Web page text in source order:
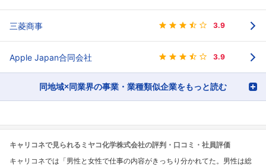
三菱商事 3.9
Apple Japan合同会社 3.9
同地域×同業界の事業・業種類似企業をもっと読む
キャリコネで見られるミヤコ化学株式会社の評判・口コミ・社員評価
キャリコネでは「男性と女性で仕事の内容がきっちり分かれてた。男性は総